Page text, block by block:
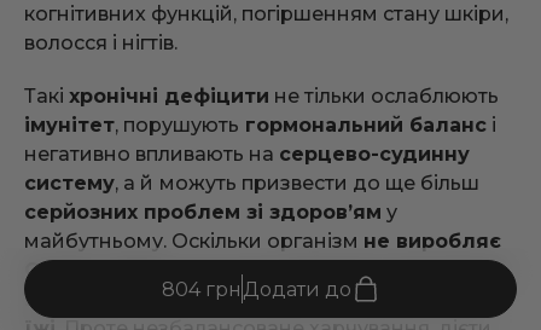
804 грн Додати до
когнітивних функцій, погіршенням стану шкіри,
волосся і нігтів.
Такі хронічні дефіцити не тільки ослаблюють
імунітет, порушують гормональний баланс і
негативно впливають на серцево-судинну
систему, а й можуть призвести до ще більш
серйозних проблем зі здоров’ям у
майбутньому. Оскільки організм не виробляє
Селен і Цинк
і має лише незначні їхні запаси,
ці мікроелементи слідщодня отримувати з